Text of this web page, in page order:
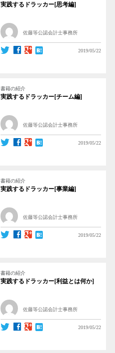
実践するドラッカー[思考編]
佐藤等公認会計士事務所
2019/05/22
書籍の紹介
実践するドラッカー[チーム編]
佐藤等公認会計士事務所
2019/05/22
書籍の紹介
実践するドラッカー[事業編]
佐藤等公認会計士事務所
2019/05/22
書籍の紹介
実践するドラッカー[利益とは何か]
佐藤等公認会計士事務所
2019/05/22